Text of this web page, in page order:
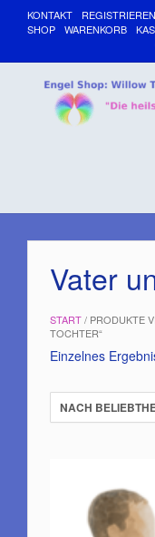
KONTAKT REGISTRIEREN
SHOP
WARENKORB
START/ PRODUKTE
TOCHTER“
Vater
Einzelnes